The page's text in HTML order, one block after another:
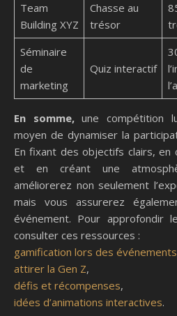
Team
Building XYZ
Chasse au
trésor
Séminaire
de
marketing
Quiz interactif
En somme,une compétition
moyen de dynamiser la
En fixant des objectifs clairs, en
et en créant une
améliorerez non seulement
mais vous assurerez
événement. Pour approfondir
consulter ces ressources :
gamification lors des événements
attirer la Gen Z,
défis et récompenses,
idées d’animations interactives.